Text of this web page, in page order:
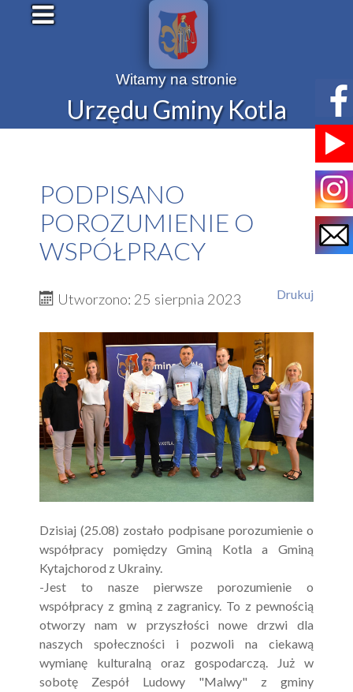
Witamy na stronie
Urzędu Gminy Kotla
PODPISANO
POROZUMIENIE O
WSPÓŁPRACY
Drukuj
Utworzono: 25 sierpnia 2023
Dzisiaj (25.08) zostało podpisane porozumienie o
współpracy pomiędzy Gminą Kotla a Gminą
Kytajchorod z Ukrainy.
-Jest to nasze pierwsze porozumienie o
współpracy z gminą z zagranicy. To z pewnością
otworzy nam w przyszłości nowe drzwi dla
naszych społeczności i pozwoli na ciekawą
wymianę kulturalną oraz gospodarczą. Już w
sobotę Zespół Ludowy "Malwy" z gminy